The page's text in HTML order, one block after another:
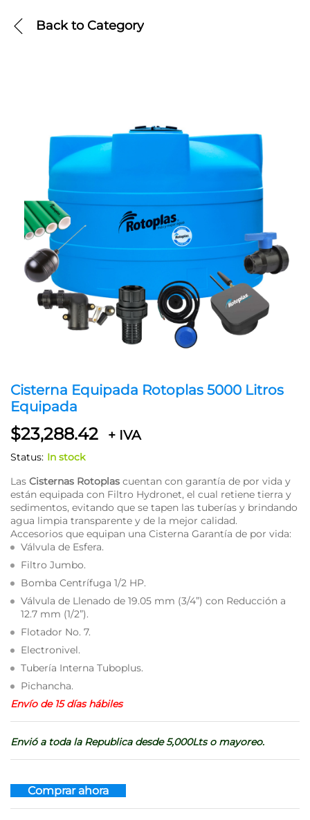
Back toCategory
Cisterna Equipada Rotoplas 5000 Litros
Equipada
$23,288.42 + IVA
Status: In stock
Las Cisternas Rotoplas cuentan con garantía de por vida y
están equipada con Filtro Hydronet, el cual retiene tierra y
sedimentos, evitando que se tapen las tuberías y brindando
agua limpia transparente y de la mejor calidad.
Accesorios que equipan una Cisterna Garantía de por vida:
Válvula de Esfera.
Filtro Jumbo.
Bomba Centrífuga 1/2 HP.
Válvula de Llenado de 19.05 mm (3/4”) con Reducción a
12.7 mm (1/2”).
Flotador No. 7.
Electronivel.
Tubería Interna Tuboplus.
Pichancha.
Envío de 15 días hábiles
Envió a toda la Republica desde 5,000Lts o mayoreo.
Comprar ahora